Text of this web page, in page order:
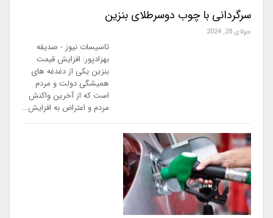
سرگردانی با چوب دوسرطلای بنزین
جولای 28, 2024
تاسیسات نیوز - صدیقه
بهزادپور: افزایش قیمت
بنزین یکی از دغدغه های
همیشگی دولت و مردم
است که از آخرین واکنش
مردم و اعتراض به افزایش…